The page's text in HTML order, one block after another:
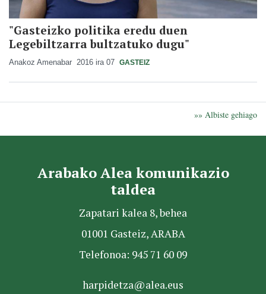
"Gasteizko politika eredu duen
Legebiltzarra bultzatuko dugu"
Anakoz Amenabar 2016 ira 07 GASTEIZ
»» Albiste gehiago
Arabako Alea komunikazio
taldea
Zapatari kalea 8, behea
01001 Gasteiz, ARABA
Telefonoa: 945 71 60 09
harpidetza@alea.eus